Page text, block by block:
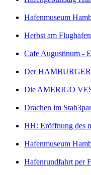
Hafenmuseum
Herbst am
Cafe Augustinum -
Der HAMBURGER
Die AMERIGO
Drachen im
HH: Eröffnung des
Hafenmuseum
Hafenrundfahrt per